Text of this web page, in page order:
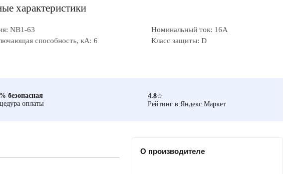
характеристики
NB1-63
Номинальный ток: 16А
способность, кА: 6
Класс защиты: D
безопасная
оплаты
4.8☆
Рейтинг в Яндекс.Маркет
О производителе